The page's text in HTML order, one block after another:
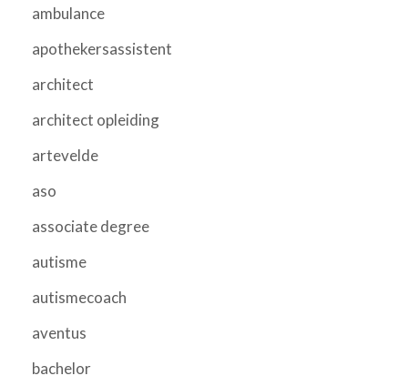
ambulance
apothekersassistent
architect
architect opleiding
artevelde
aso
associate degree
autisme
autismecoach
aventus
bachelor